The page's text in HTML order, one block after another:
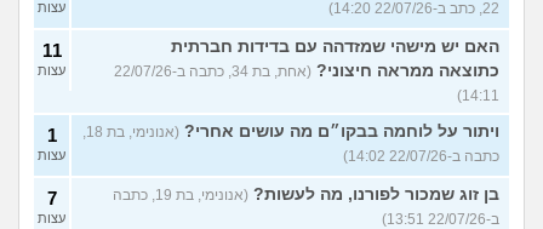
22, כתב ב-22/07/26 14:20)
עצות
האם יש מישהי שמזדהה עם בדידות חברתית
כתוצאה ממראה חיצוני?
(אחת, בת 34, כתבה ב-22/07/26
14:11)
11
עצות
ויתור על לוחמה בבקו״ם מה עושים אחרי?
כתבה ב-22/07/26 14:02)
1
עצות
בן זוג שמכור לפורנו, מה לעשות?
(אנונימי, בת 19, כתבה
ב-22/07/26 13:51)
7
עצות